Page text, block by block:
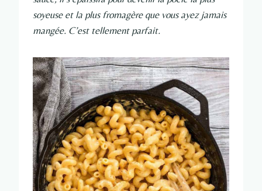
soyeuse et la plus fromagère que vous ayez jamais
mangée. C’est tellement parfait.